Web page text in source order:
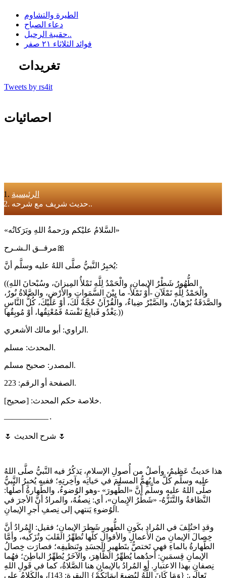
الطيرة والتشاوم
دعاء الصباح
حقيبة الرحيل..
فوائد الثلاثاء ٢١ صفر
تغريدات
Tweets by rs4it
احصائيات
الرئيسية
حديث شريف مع شرحه..
«السَّلامُ عليْكم ورَحمةُ اللهِ وبَرَكاتُه»
مرفــق الـشـرح🎀
يُخبِرُ النَّبيُّ صلَّى اللهُ عليه وسلَّم أنَّ:
((الطُّهُورُ شَطْرُ الإيمانِ، والْحَمْدُ لِلَّهِ تَمْلأُ المِيزانَ، وسُبْحانَ اللهِ
والْحَمْدُ لِلَّهِ تَمْلَآنِ -أَوْ تَمْلأُ- ما بيْنَ السَّمَواتِ والأرْضِ، والصَّلاةُ نُورٌ،
والصَّدَقَةُ بُرْهانٌ، والصَّبْرُ ضِياءٌ، والْقُرْآنُ حُجَّةٌ لَكَ، أوْ عَلَيْكَ، كُلُّ النَّاسِ
يَغْدُو فَبايِعٌ نَفْسَهُ فَمُعْتِقُها، أوْ مُوبِقُها.))
الراوي: أبو مالك الأشعري.
المحدث: مسلم.
المصدر: صحيح مسلم.
الصفحة أو الرقم: 223.
خلاصة حكم المحدث: [صحيح].
—————–٠
🌷 شرح الحديث 🌷
هذا حَديثٌ عَظيمٌ، وأصلٌ من أُصولِ الإسلامِ، يَذكُرُ فيه النَّبيُّ صلَّى اللهُ
عليه وسلَّم كُلَّ ما يُهِمُّ المسلمَ في حَياتِه وآخِرتِهِ؛ ففيه يُخبِرُ النَّبيُّ
صلَّى اللهُ عليه وسلَّم أنَّ «الطُّهورَ» -وهو الوُضوءُ، والطَّهارةُ أصلُها:
النَّظافةُ والتَّنَزُّهُ- «شَطْرُ الإِيمانِ»، أي: نِصفُهُ، والمرادُ أنَّ الأجرَ في
الوُضوءِ يَنتهي إلى نِصفِ أجرِ الإيمانِ.
وقدِ اختُلِفَ في المُرادِ بكَونِ الطُّهورِ شَطرَ الإيمانِ؛ فقيل: المُرادُ أنَّ
خِصالَ الإيمانِ منَ الأعمالِ والأقوالِ كلُّها تُطهِّرُ القَلبَ وتُزَكِّيه، وأمَّا
الطَّهارةُ بالماءِ فهي تَختصُّ بتَطهيرِ الجسَدِ وتَنظيفِه؛ فصارَت خِصالُ
الإيمانِ قِسمَينِ: أحدُهما يُطهِّرُ الظَّاهِرَ، والآخَرُ يُطهِّرُ الباطِنَ؛ فهُما
نِصفانِ بهذا الاعتبارِ. أوِ المُرادُ بالإيمانِ هنا الصَّلاةُ، كما في قَولِ اللهِ
تَعالَى: {وَمَا كَانَ اللَّهُ لِيُضِيعَ إِيمَانَكُمْ} [البقرة: 143]، والكَلامُ على